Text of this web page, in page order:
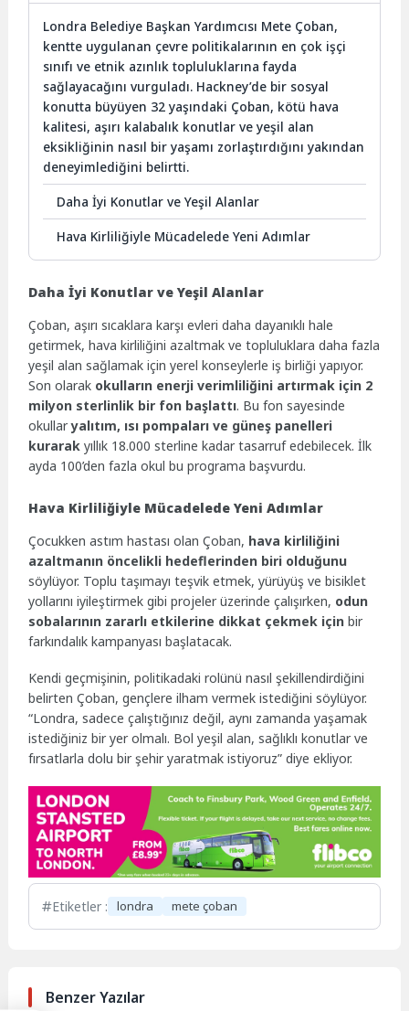
Londra Belediye Başkan Yardımcısı Mete Çoban,
kentte uygulanan çevre politikalarının en çok işçi
sınıfı ve etnik azınlık topluluklarına fayda
sağlayacağını vurguladı. Hackney’de bir sosyal
konutta büyüyen 32 yaşındaki Çoban, kötü hava
kalitesi, aşırı kalabalık konutlar ve yeşil alan
eksikliğinin nasıl bir yaşamı zorlaştırdığını yakından
deneyimlediğini belirtti.
Daha İyi Konutlar ve Yeşil Alanlar
Hava Kirliliğiyle Mücadelede Yeni Adımlar
Daha İyi Konutlar ve Yeşil Alanlar
Çoban, aşırı sıcaklara karşı evleri daha dayanıklı hale
getirmek, hava kirliliğini azaltmak ve topluluklara daha fazla
yeşil alan sağlamak için yerel konseylerle iş birliği yapıyor.
Son olarak okulların enerji verimliliğini artırmak için 2
milyon sterlinlik bir fon başlattı. Bu fon sayesinde
okullaryalıtım, ısı pompaları ve güneş panelleri
kurarak yıllık 18.000 sterline kadar tasarruf edebilecek. İlk
ayda 100’den fazla okul bu programa başvurdu.
Hava Kirliliğiyle Mücadelede Yeni Adımlar
Çocukken astım hastası olan Çoban, hava kirliliğini
azaltmanın öncelikli hedeflerinden biri olduğunu
söylüyor. Toplu taşımayı teşvik etmek, yürüyüş ve bisiklet
yollarını iyileştirmek gibi projeler üzerinde çalışırken, odun
sobalarının zararlı etkilerine dikkat çekmek için bir
farkındalık kampanyası başlatacak.
Kendi geçmişinin, politikadaki rolünü nasıl şekillendirdiğini
belirten Çoban, gençlere ilham vermek istediğini söylüyor.
“Londra, sadece çalıştığınız değil, aynı zamanda yaşamak
istediğiniz bir yer olmalı. Bol yeşil alan, sağlıklı konutlar ve
fırsatlarla dolu bir şehir yaratmak istiyoruz” diye ekliyor.
Etiketler : londra mete çoban
Benzer Yazılar